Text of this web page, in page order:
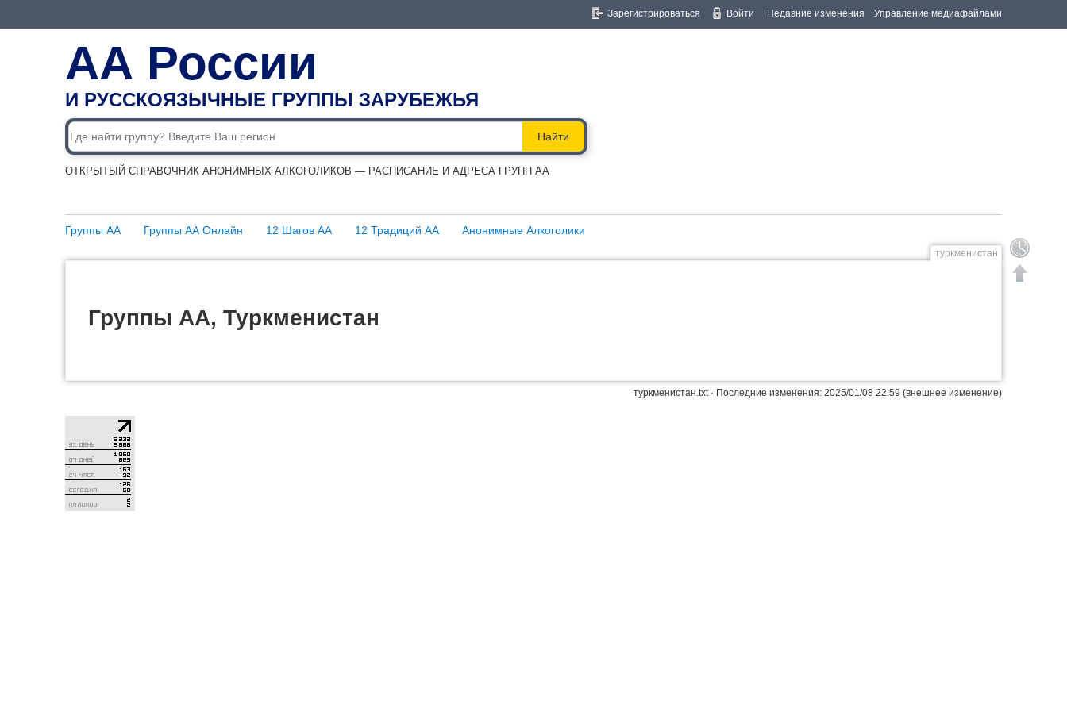
АА России
И РУССКОЯЗЫЧНЫЕ ГРУППЫ ЗАРУБЕЖЬЯ
Найти
ОТКРЫТЫЙ СПРАВОЧНИК АНОНИМНЫХ АЛКОГОЛИКОВ — РАСПИСАНИЕ И АДРЕСА ГРУПП АА
Группы АА Группы АА Онлайн 12 Шагов АА 12 Традиций АА Анонимные Алкоголики
Зарегистрироваться Войти Недавние изменения Управление медиафайлами
туркменистан
Группы АА, Туркменистан
туркменистан.txt· Последние изменения: 2025/01/08 22:59 (внешнее изменение)